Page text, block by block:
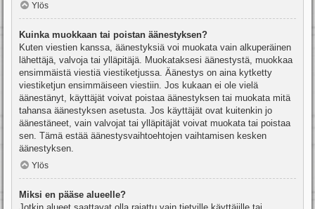
Ylös
Kuinka muokkaan tai poistan äänestyksen?
Kuten viestien kanssa, äänestyksiä voi muokata vain alkuperäinen
lähettäjä, valvoja tai ylläpitäjä. Muokataksesi äänestystä, muokkaa
ensimmäistä viestiä viestiketjussa. Äänestys on aina kytketty
viestiketjun ensimmäiseen viestiin. Jos kukaan ei ole vielä
äänestänyt, käyttäjät voivat poistaa äänestyksen tai muokata mitä
tahansa äänestyksen asetusta. Jos käyttäjät ovat kuitenkin jo
äänestäneet, vain valvojat tai ylläpitäjät voivat muokata tai poistaa
sen. Tämä estää äänestysvaihtoehtojen vaihtamisen kesken
äänestyksen.
Ylös
Miksi en pääse alueelle?